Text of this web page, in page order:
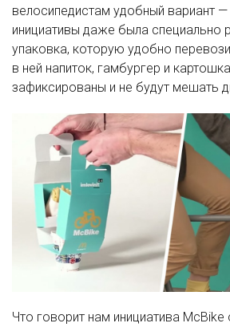
велосипедистам удобный вариант
инициативы даже была специально
упаковка, которую удобно
в ней напиток, гамбургер и
зафиксированы и не будут мешать
Что говорит нам инициатива